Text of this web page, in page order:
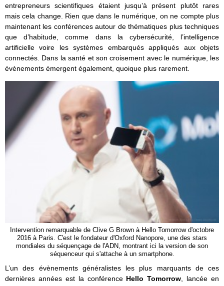
entrepreneurs scientifiques étaient jusqu’à présent plutôt rares
mais cela change. Rien que dans le numérique, on ne compte plus
maintenant les conférences autour de thématiques plus techniques
que d’habitude, comme dans la cybersécurité, l’intelligence
artificielle voire les systèmes embarqués appliqués aux objets
connectés. Dans la santé et son croisement avec le numérique, les
évènements émergent également, quoique plus rarement.
Intervention remarquable de Clive G Brown à Hello Tomorrow d'octobre
2016 à Paris. C'est le fondateur d'Oxford Nanopore, une des stars
mondiales du séquençage de l'ADN, montrant ici la version de son
séquenceur qui s'attache à un smartphone.
L’un des évènements généralistes les plus marquants de ces
dernières années est la conférence Hello Tomorrow, lancée en